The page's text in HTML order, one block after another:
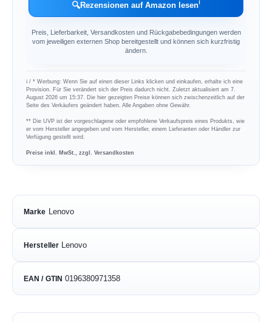
🔍Rezensionen auf Amazon lesenℹ︎
Preis, Lieferbarkeit, Versandkosten und Rückgabebedingungen werden
vom jeweiligen externen Shop bereitgestellt und können sich kurzfristig
ändern.
ℹ︎ / * Werbung: Wenn Sie auf einen dieser Links klicken und einkaufen, erhalte ich eine
Provision. Für Sie verändert sich der Preis dadurch nicht. Zuletzt aktualisiert am 7.
August 2026 um 15:37. Die hier gezeigten Preise können sich zwischenzeitlich auf der
Seite des Verkäufers geändert haben. Alle Angaben ohne Gewähr.
** Die UVP ist der vorgeschlagene oder empfohlene Verkaufspreis eines Produkts, wie
er vom Hersteller angegeben und vom Hersteller, einem Lieferanten oder Händler zur
Verfügung gestellt wird.
Preise inkl. MwSt., zzgl. Versandkosten
Marke Lenovo
Hersteller Lenovo
EAN / GTIN 0196380971358